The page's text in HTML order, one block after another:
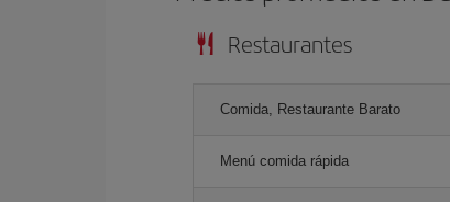
Restaurantes
Comida, Restaurante Barato
Menú comida rápida